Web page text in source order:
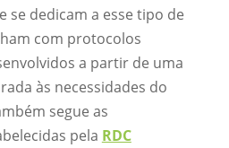
se dedicam a esse tipo de
com protocolos
a partir de uma
às necessidades do
segue as
pela RDC